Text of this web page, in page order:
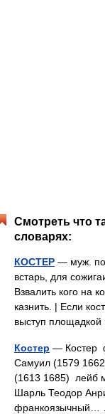
Смотреть что
словарях:
КОСТЕР — муж.
встарь, для
Взвалить кого на
казнить. | Если
выступ
Костер — Костер
Самуил (1579
(1613 1685) лейб
Шарль Теодор